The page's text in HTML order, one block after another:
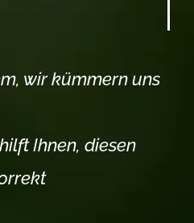
wir kümmern uns
Ihnen, diesen